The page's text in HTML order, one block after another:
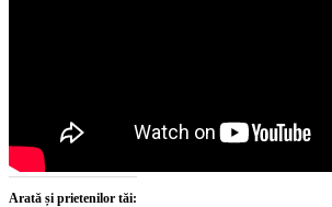
Arată și prietenilor tăi: